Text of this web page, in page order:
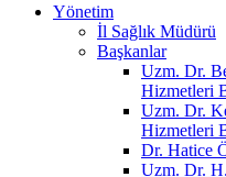
Yönetim
İl Sağlık Müdürü
Başkanlar
Uzm. Dr.
Hizmetleri
Uzm. Dr.
Hizmetleri
Dr. Hatice
Uzm. Dr.